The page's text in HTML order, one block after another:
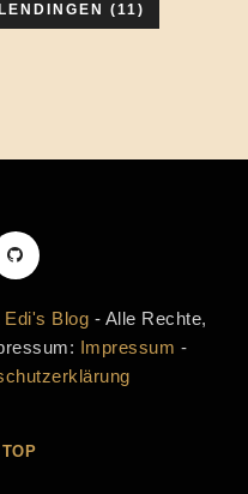
(11)
Edi's Blog - Alle Rechte,
Impressum -